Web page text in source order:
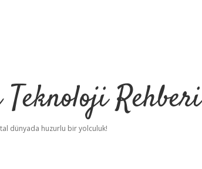
Rehberi
dünyada huzurlu bir yolculuk!